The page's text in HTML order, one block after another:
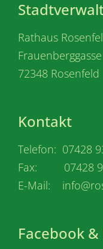
Rathaus
Frauenberggasse
72348 Rosenfeld
Kontakt
Telefon: 07428
Fax: 07428
E-Mail:
Facebook